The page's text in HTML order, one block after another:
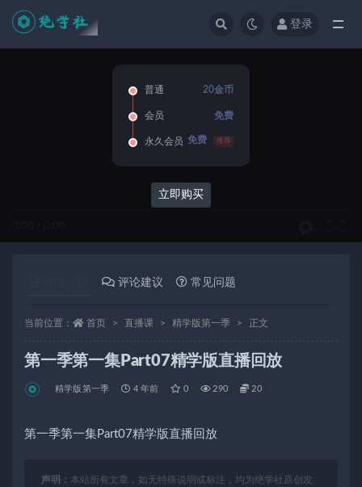
登录
普通 20金币
会员 免费
永久会员 免费 推荐
立即购买
评论建议 常见问题
当前位置： 首页 直播课 精学版第一季 正文
第一季第一集Part07精学版直播回放
精学版第一季 4 年前 0 290 20
第一季第一集Part07精学版直播回放
声明： 本站所有文章，如无特殊说明或标注，均为绝学社原创发